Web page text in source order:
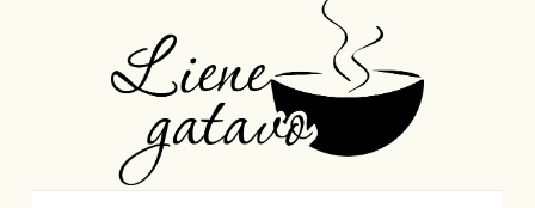
Gatavo
–
Mana
garšu
pasaule